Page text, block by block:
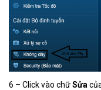
6 – Click vào chữSửa